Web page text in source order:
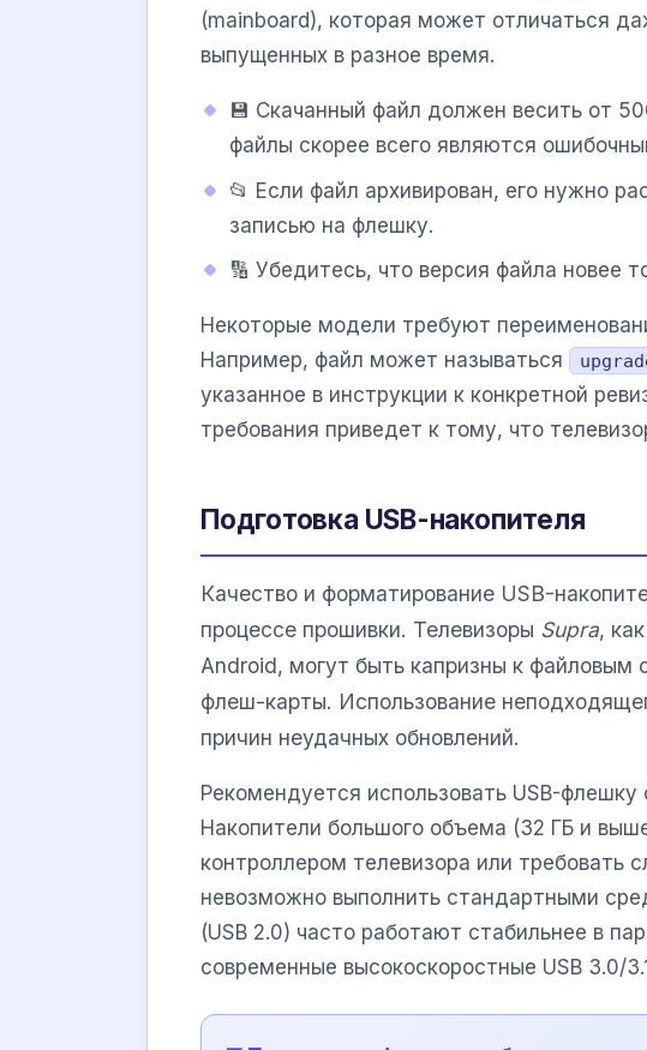
(mainboard), которая может отличаться
выпущенных в разное время.
💾 Скачанный файл должен весить от
файлы скорее всего являются
📂 Если файл архивирован, его нужно
записью на флешку.
🔢 Убедитесь, что версия файла новее
Некоторые модели требуют
Например, файл может называться
указанное в инструкции к конкретной
требования приведет к тому, что
Подготовка USB-накопителя
Качество и форматирование USB-
процессе прошивки. Телевизоры Supra,
Android, могут быть капризны к файловым
флеш-карты. Использование
причин неудачных обновлений.
Рекомендуется использовать USB-
Накопители большого объема (32 ГБ и
контроллером телевизора или требовать
невозможно выполнить стандартными
(USB 2.0) часто работают стабильнее в
современные высокоскоростные USB 3.0/